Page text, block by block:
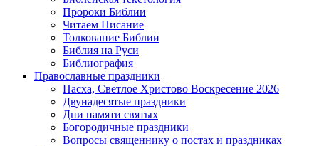
Пророки Библии
Читаем Писание
Толкование Библии
Библия на Руси
Библиография
Православные праздники
Пасха, Светлое Христово Воскресение 2026
Двунадесятые праздники
Дни памяти святых
Богородичные праздники
Вопросы священнику о постах и праздниках